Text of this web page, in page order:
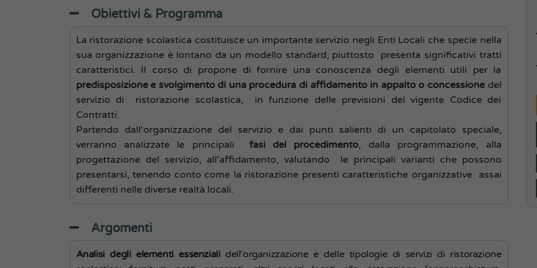
Obiettivi & Programma
La ristorazione scolastica costituisce un importante servizio negli Enti Locali che specie nella
sua organizzazione è lontano da un modello standard, piuttosto presenta significativi tratti
caratteristici. Il corso di propone di fornire una conoscenza degli elementi utili per la
predisposizione e svolgimento di una procedura di affidamento in appalto o concessionedel
servizio di ristorazione scolastica, in funzione delle previsioni del vigente Codice dei
Contratti.
Partendo dall'organizzazione del servizio e dai punti salienti di un capitolato speciale,
verranno analizzate le principali
fasi del procedimento, dalla programmazione, alla
progettazione del servizio, all'affidamento, valutando le principali varianti che possono
presentarsi, tenendo conto come la ristorazione presenti caratteristiche organizzative assai
differenti nelle diverse realtà locali.
Argomenti
Analisi degli elementi essenziali dell'organizzazione e delle tipologie di servizi di ristorazione